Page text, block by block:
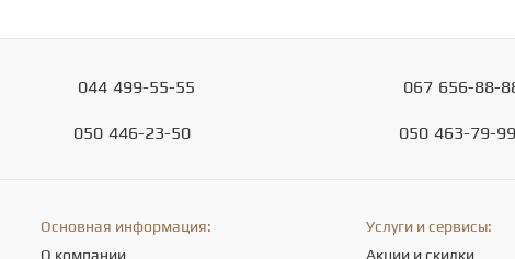
044 499-55-55
050 446-23-50
067 656-88-
050 463-79-99
Основная информация:
О компании
Услуги и сервисы:
Акции и скидки